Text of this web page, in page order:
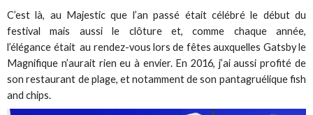
C’est là, au Majestic que l’an passé était célébré le début du
festival mais aussi le clôture et, comme chaque année,
l’élégance était au rendez-vous lors de fêtes auxquelles Gatsby le
Magnifique n’aurait rien eu à envier. En 2016, j’ai aussi profité de
son restaurant de plage, et notamment de son pantagruélique fish
and chips.